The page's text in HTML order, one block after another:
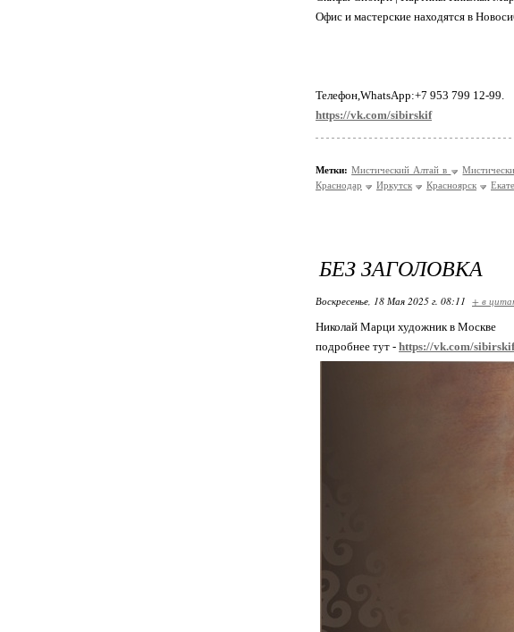
Офис и мастерские находятся в
Телефон,WhatsApp:+7 953 799 12-99.
https://vk.com/sibirskif
Метки: Мистический Алтай в
Краснодар
Иркутск Красноярск
БЕЗ ЗАГОЛОВКА
Воскресенье, 18 Мая 2025 г. 08:11 + в
Николай Марци художник в Москве
подробнее тут - https://vk.com/sibirskif